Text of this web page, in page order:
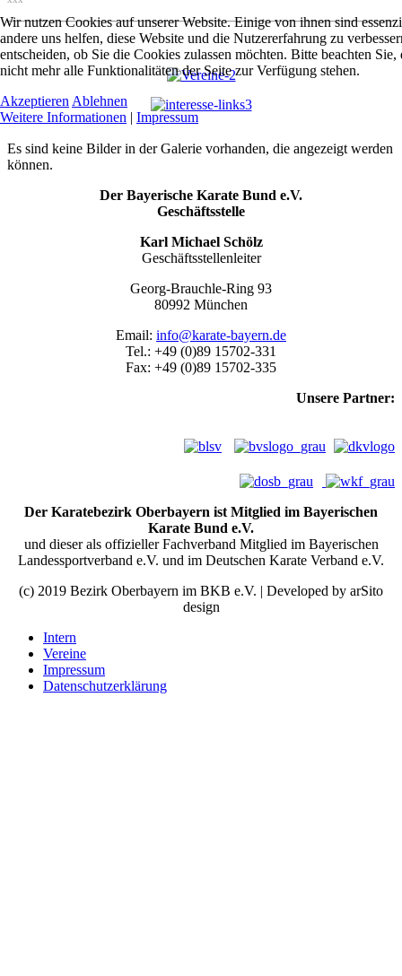
Es sind keine Bilder in der Galerie vorhanden, die angezeigt werden
können.
Der Bayerische Karate Bund e.V.
Geschäftsstelle
Karl Michael Schölz
Geschäftsstellenleiter
Georg-Brauchle-Ring 93
80992 München
Email: info@karate-bayern.de
Tel.: +49 (0)89 15702-331
Fax: +49 (0)89 15702-335
Unsere Partner:
Der Karatebezirk Oberbayern ist Mitglied im Bayerischen
Karate Bund e.V.
und dieser als offizieller Fachverband Mitglied im Bayerischen
Landessportverband e.V. und im Deutschen Karate Verband e.V.
(c) 2019 Bezirk Oberbayern im BKB e.V. | Developed by arSito
design
Intern
Vereine
Impressum
Datenschutzerklärung
Wir nutzen Cookies auf unserer Website. Einige von ihnen sind
andere uns helfen, diese Website und die Nutzererfahrung zu
entscheiden, ob Sie die Cookies zulassen möchten. Bitte beachten
nicht mehr alle Funktionalitäten der Seite zur Verfügung stehen.
Akzeptieren Ablehnen
Weitere Informationen | Impressum